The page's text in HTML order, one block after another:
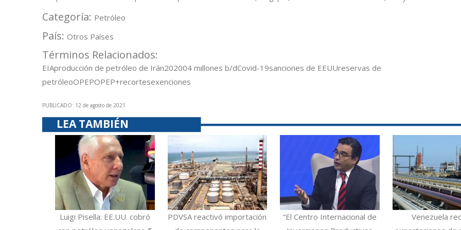
Categoría: Petróleo
País: Otros Países
Términos Relacionados:
EIAproducción de petróleo de Irán202004 millones b/dCovid-19sanciones de EEUUreservas de
petróleoOPEPOPEP+recortesexenciones
PUBLICADO: 12 de agosto de 2021
LEA TAMBIÉN
Luigi Pisella: EE.UU. cobró
PDVSA reactivó importación
“El Centro Internacional de
Venezuela